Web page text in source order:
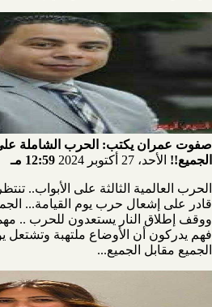
صفوت عمران يكتب: الحرب الشاملة على
الجميع!! الأحد، 27 أكتوبر 2024 12:59 مـ
الحرب العالمية الثالثة على الأبواب..
قادر على إشعال حرب يوم القيامة...
ووقف إطلاق النار يستعدون للحرب ..
فهم يدركون أن الأوضاع ملتهبة وتشتعل
الجميع مقابل الجميع...